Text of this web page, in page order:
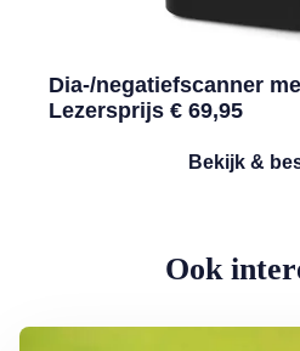
Dia-/negatiefscanner
Lezersprijs € 69,95
Bekijk &
Ook
Lees meer over Klimplanten voor